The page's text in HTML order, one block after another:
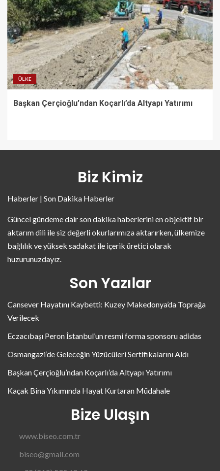
ÜLKE
Başkan Çerçioğlu’ndan Koçarlı’da Altyapı Yatırımı
Biz Kimiz
Haberler | Son Dakika Haberler
Güncel gündeme dair son dakika haberlerini en objektif bir
aktarım dili ile siz değerli okurlarımıza aktarırken, ülkemize
bağlılık ve yüksek sadakat ile içerik üretici olarak
huzurunuzdayız.
Son Yazılar
Cansever Hayatını Kaybetti: Kuzey Makedonya’da Toprağa
Verilecek
Eczacıbaşı Peron İstanbul’un resmi forma sponsoru adidas
Osmangazi’de Geleceğin Yüzücüleri Sertifikalarını Aldı
Başkan Çerçioğlu’ndan Koçarlı’da Altyapı Yatırımı
Kaçak Bina Yıkımında Hayat Kurtaran Müdahale
Bize Ulaşın
www.biseo.com.tr
biseo@gmail.com